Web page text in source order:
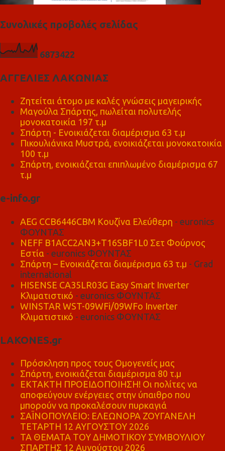
Συνολικές προβολές σελίδας
6873422
ΑΓΓΕΛΙΕΣ ΛΑΚΩΝΙΑΣ
Ζητείται άτομο με καλές γνώσεις μαγειρικής
Μαγούλα Σπάρτης, πωλείται πολυτελής
μονοκατοικία 197 τ.μ
Σπάρτη - Ενοικιάζεται διαμέρισμα 63 τ.μ
Πικουλιάνικα Μυστρά, ενοικιάζεται μονοκατοικία
100 τ.μ
Σπάρτη, ενοικιάζεται επιπλωμένο διαμέρισμα 67
τ.μ
e-info.gr
AEG CCB6446CBM Κουζίνα Ελεύθερη - euronics
ΦΟΥΝΤΑΣ
NEFF B1ACC2AN3+T16SBF1L0 Σετ Φούρνος
Εστία - euronics ΦΟΥΝΤΑΣ
Σπάρτη – Ενοικιάζεται διαμέρισμα 63 τ.μ - Grad
international
HISENSE CA35LR03G Easy Smart Inverter
Κλιματιστικό - euronics ΦΟΥΝΤΑΣ
WINSTAR WST-09WFi/09WFo Inverter
Κλιματιστικό - euronics ΦΟΥΝΤΑΣ
LAKONES.gr
Πρόσκληση προς τους Ομογενείς μας
Σπάρτη, ενοικιάζεται διαμέρισμα 80 τ.μ
ΕΚΤΑΚΤΗ ΠΡΟΕΙΔΟΠΟΙΗΣΗ! Οι πολίτες να
αποφεύγουν ενέργειες στην ύπαιθρο που
μπορούν να προκαλέσουν πυρκαγιά
ΣΑΪΝΟΠΟΥΛΕΙΟ: ΕΛΕΩΝΟΡΑ ΖΟΥΓΑΝΕΛΗ
ΤΕΤΑΡΤΗ 12 ΑΥΓΟΥΣΤΟΥ 2026
ΤΑ ΘΕΜΑΤΑ ΤΟΥ ΔΗΜΟΤΙΚΟΥ ΣΥΜΒΟΥΛΙΟΥ
ΣΠΑΡΤΗΣ 12 Αυγούστου 2026